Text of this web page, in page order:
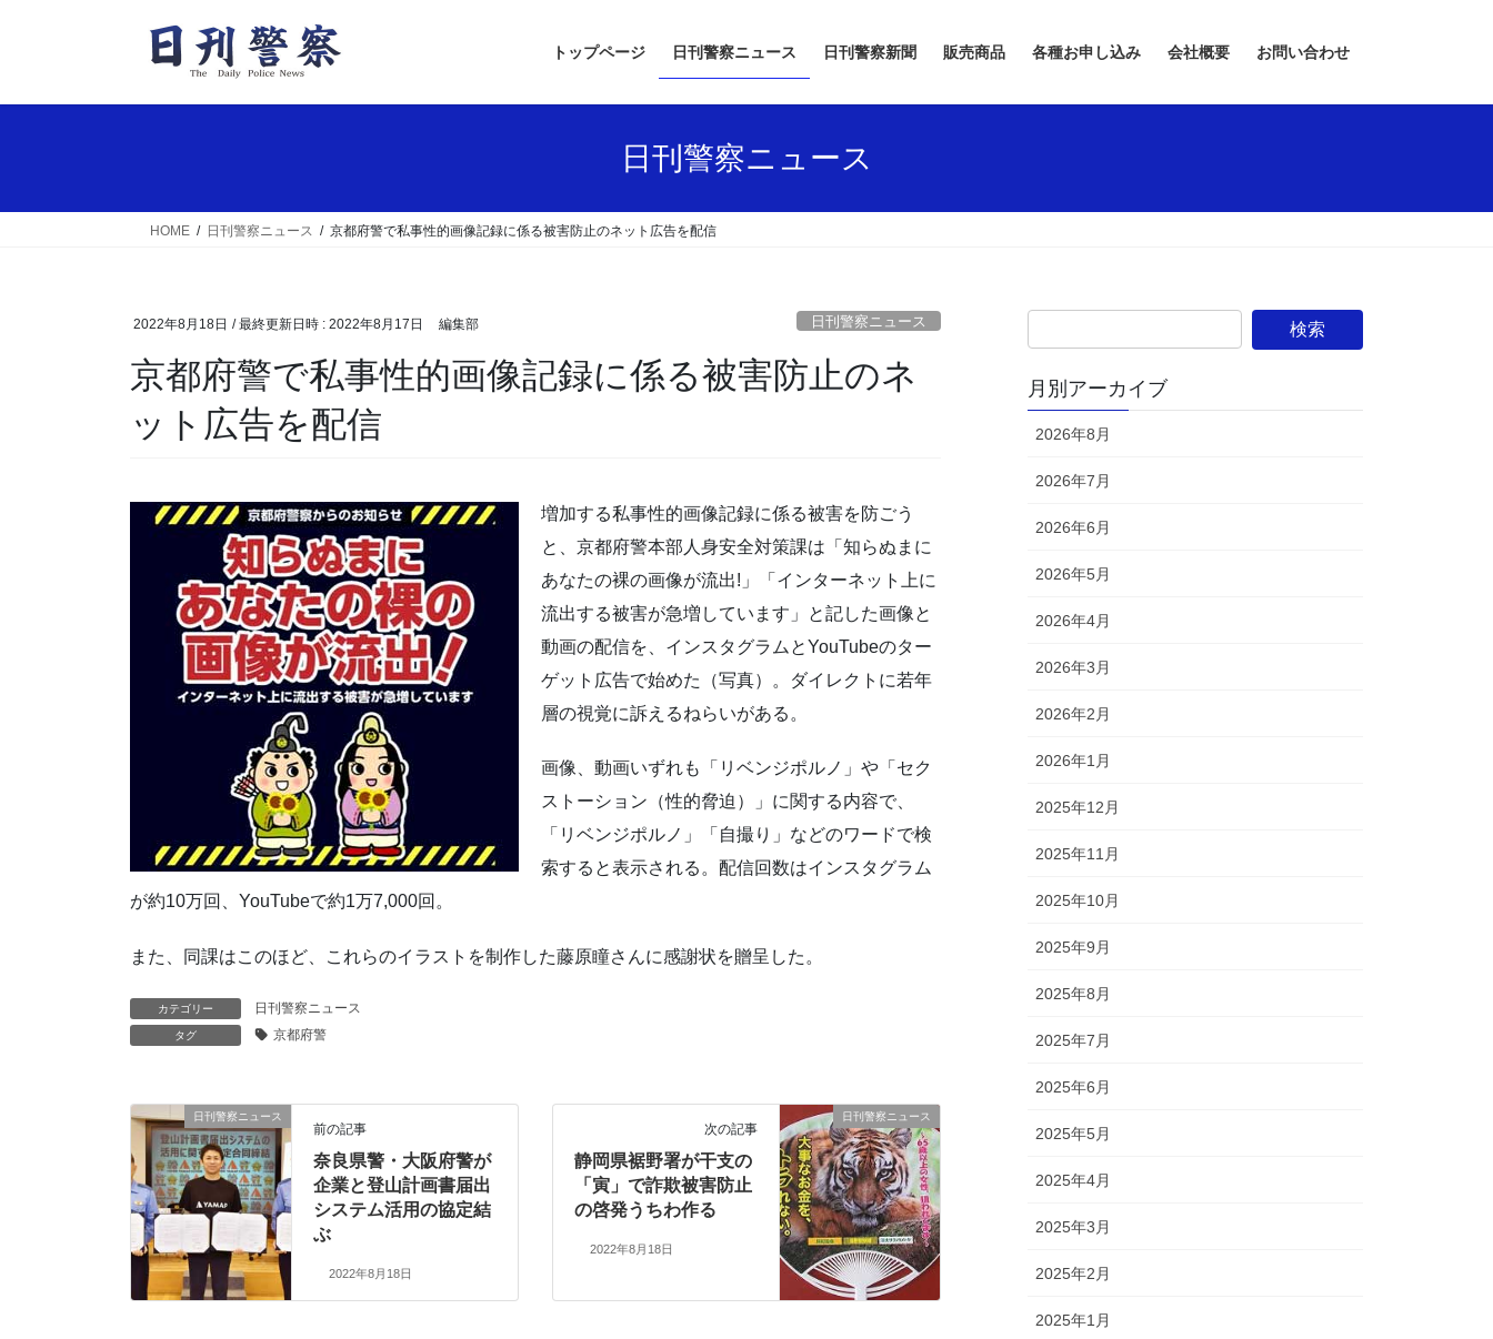
トップページ 日刊警察ニュース 日刊警察新聞 販売商品 各種お申し込み 会社概要 お問い合わせ
日刊警察ニュース
HOME 日刊警察ニュース 京都府警で私事性的画像記録に係る被害防止のネット広告を配信
2022年8月18日 / 最終更新日時 : 2022年8月17日 編集部 日刊警察ニュース
京都府警で私事性的画像記録に係る被害防止のネ
ット広告を配信
増加する私事性的画像記録に係る被害を防ごう
と、京都府警本部人身安全対策課は「知らぬまに
あなたの裸の画像が流出!」「インターネット上に
流出する被害が急増しています」と記した画像と
動画の配信を、インスタグラムとYouTubeのター
ゲット広告で始めた（写真）。ダイレクトに若年
層の視覚に訴えるねらいがある。
画像、動画いずれも「リベンジポルノ」や「セク
ストーション（性的脅迫）」に関する内容で、
「リベンジポルノ」「自撮り」などのワードで検
索すると表示される。配信回数はインスタグラム
が約10万回、YouTubeで約1万7,000回。
また、同課はこのほど、これらのイラストを制作した藤原瞳さんに感謝状を贈呈した。
カテゴリー 日刊警察ニュース
タグ 京都府警
日刊警察ニュース
前の記事
奈良県警・大阪府警が
企業と登山計画書届出
システム活用の協定結
ぶ
2022年8月18日
日刊警察ニュース
次の記事
静岡県裾野署が干支の
「寅」で詐欺被害防止
の啓発うちわ作る
2022年8月18日
月別アーカイブ
2026年8月
2026年7月
2026年6月
2026年5月
2026年4月
2026年3月
2026年2月
2026年1月
2025年12月
2025年11月
2025年10月
2025年9月
2025年8月
2025年7月
2025年6月
2025年5月
2025年4月
2025年3月
2025年2月
2025年1月